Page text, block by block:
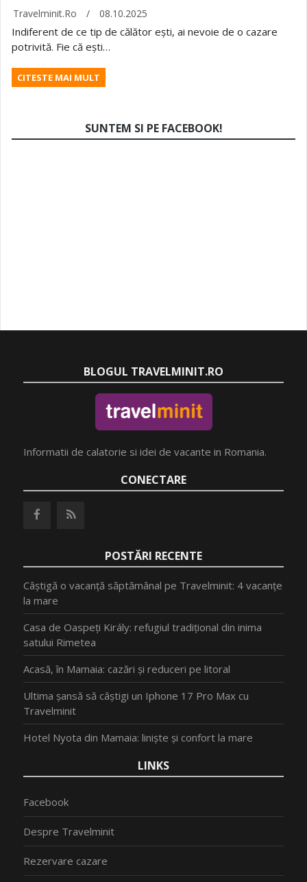
Travelminit.ro / 08.10.2025
Indiferent de ce tip de călător ești, ai nevoie de o cazare
potrivită. Fie că ești…
CITESTE MAI MULT
SUNTEM SI PE FACEBOOK!
BLOGUL TRAVELMINIT.RO
Informatii de calatorie si idei de vacante in Romania.
CONECTARE
POSTĂRI RECENTE
Câștigă o vacanță săptămânal pe Travelminit: 4 vacanțe
la mare
Casa de Oaspeți Király: refugiul tradițional din inima
satului Rimetea
Acasă, în Mamaia: cazări și reduceri pe litoral
Ultima șansă să câștigi un Iphone 17 Pro Max cu
Travelminit
Hotel Nyota din Mamaia: liniște și confort la mare
LINKS
Facebook
Despre Travelminit
Rezervare cazare